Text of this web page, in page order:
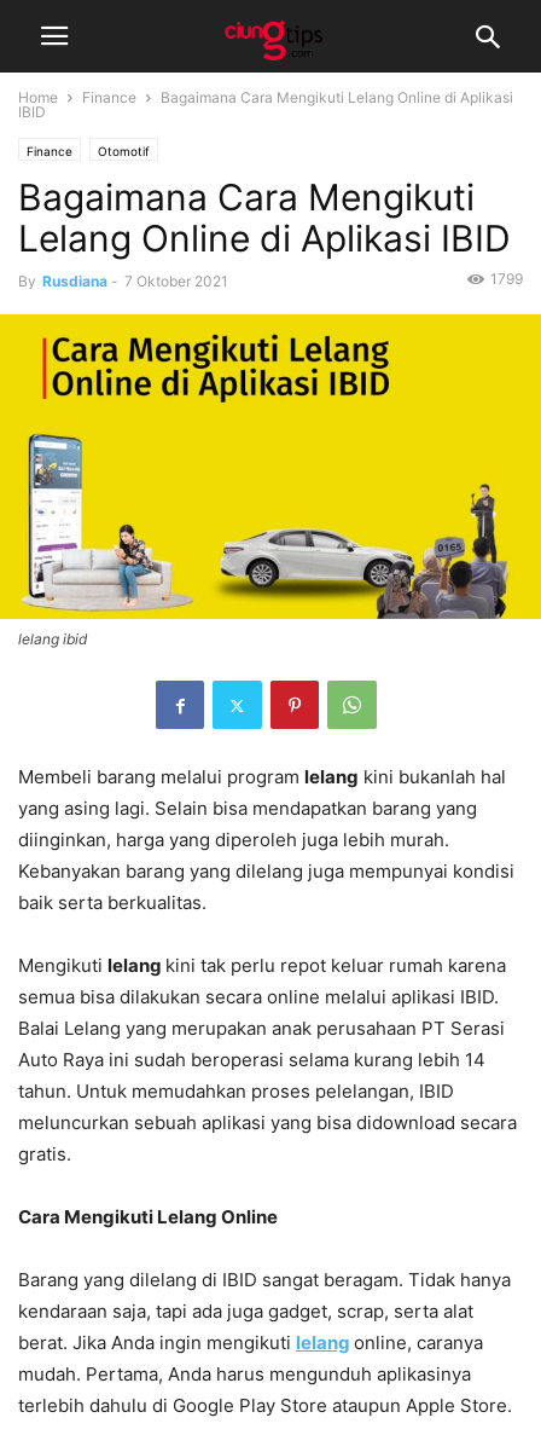
Home Finance
Bagaimana Cara Mengikuti Lelang Online di Aplikasi
IBID
Finance Otomotif
Bagaimana Cara Mengikuti
Lelang Online di Aplikasi IBID
By Rusdiana - 7 Oktober 2021 1799
lelang ibid
Membeli barang melalui program lelang kini bukanlah hal
yang asing lagi. Selain bisa mendapatkan barang yang
diinginkan, harga yang diperoleh juga lebih murah.
Kebanyakan barang yang dilelang juga mempunyai kondisi
baik serta berkualitas.
Mengikuti lelang kini tak perlu repot keluar rumah karena
semua bisa dilakukan secara online melalui aplikasi IBID.
Balai Lelang yang merupakan anak perusahaan PT Serasi
Auto Raya ini sudah beroperasi selama kurang lebih 14
tahun. Untuk memudahkan proses pelelangan, IBID
meluncurkan sebuah aplikasi yang bisa didownload secara
gratis.
Cara Mengikuti Lelang Online
Barang yang dilelang di IBID sangat beragam. Tidak hanya
kendaraan saja, tapi ada juga gadget, scrap, serta alat
berat. Jika Anda ingin mengikuti lelang online, caranya
mudah. Pertama, Anda harus mengunduh aplikasinya
terlebih dahulu di Google Play Store ataupun Apple Store.